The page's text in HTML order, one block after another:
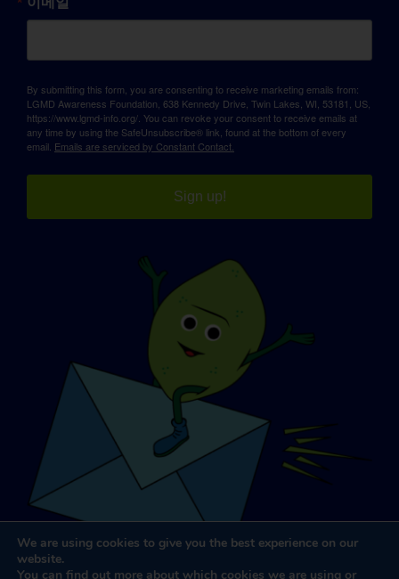
By submitting this form, you are consenting to receive marketing emails from:
LGMD Awareness Foundation, 638 Kennedy Drive, Twin Lakes, WI, 53181, US,
https://www.lgmd-info.org/. You can revoke your consent to receive emails at
any time by using the SafeUnsubscribe® link, found at the bottom of every
email. Emails are serviced by Constant Contact.
Sign up!
We are using cookies to give you the best experience on our
website.
You can find out more about which cookies we are using or